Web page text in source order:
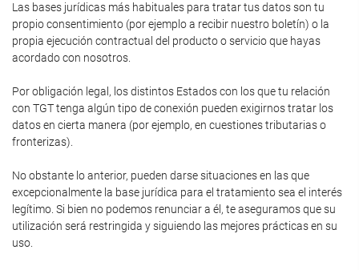
Las bases jurídicas más habituales para tratar tus datos son tu
propio consentimiento (por ejemplo a recibir nuestro boletín) o la
propia ejecución contractual del producto o servicio que hayas
acordado con nosotros.
Por obligación legal, los distintos Estados con los que tu relación
con TGT tenga algún tipo de conexión pueden exigirnos tratar los
datos en cierta manera (por ejemplo, en cuestiones tributarias o
fronterizas).
No obstante lo anterior, pueden darse situaciones en las que
excepcionalmente la base jurídica para el tratamiento sea el interés
legítimo. Si bien no podemos renunciar a él, te aseguramos que su
utilización será restringida y siguiendo las mejores prácticas en su
uso.